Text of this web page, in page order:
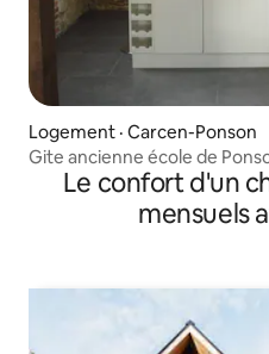
Logement · Carcen-Ponson
Gite ancienne école de
Le confort d'un
mensuels